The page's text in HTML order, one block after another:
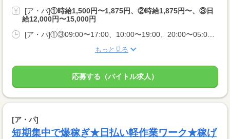
[ア・パ]①時給1,500円〜1,875円、②時給1,875円〜、③日
給12,000円〜15,000円
[ア・パ]①③09:00〜17:00、10:00〜19:00、20:00〜05:00、②10:00〜06:00
もっと見る
応募する（バイトル求人）
[ア・パ]
短期集中で爆稼ぎ★日払い軽作業ワーク★稼げ